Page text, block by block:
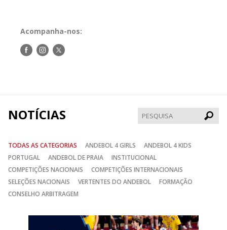
Acompanha-nos:
Siga-Siga-Siga-
NOTÍCIAS
TODAS AS CATEGORIAS ANDEBOL 4 GIRLS
ANDEBOL 4 KIDS
PORTUGAL
ANDEBOL DE PRAIA
INSTITUCIONAL
COMPETIÇÕES NACIONAIS
COMPETIÇÕES INTERNACIONAIS
SELEÇÕES NACIONAIS
VERTENTES DO ANDEBOL
FORMAÇÃO
CONSELHO ARBITRAGEM